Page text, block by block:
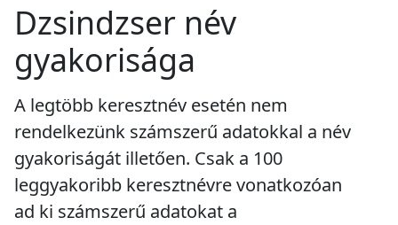
Dzsindzser név
gyakorisága
A legtöbb keresztnév esetén nem
rendelkezünk számszerű adatokkal a név
gyakoriságát illetően. Csak a 100
leggyakoribb keresztnévre vonatkozóan
ad ki számszerű adatokat a